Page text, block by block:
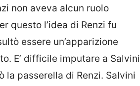
non aveva alcun ruolo
questo l’idea di Renzi fu
essere un’apparizione
E’ difficile imputare a Salvini
passerella di Renzi. Salvini